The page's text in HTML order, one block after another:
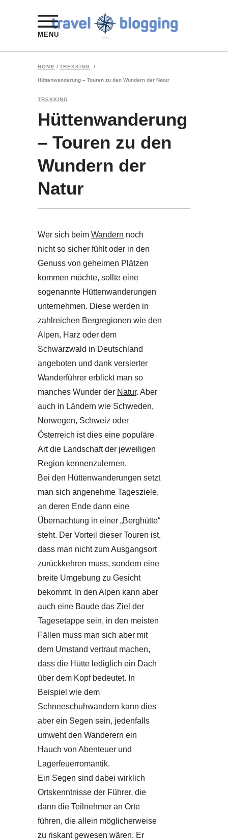
MENU
HOME / TREKKING /
Hüttenwanderung – Touren zu den Wundern der Natur
TREKKING
Hüttenwanderung
– Touren zu den
Wundern der
Natur
Wer sich beim Wandern noch
nicht so sicher fühlt oder in den
Genuss von geheimen Plätzen
kommen möchte, sollte eine
sogenannte Hüttenwanderungen
unternehmen. Diese werden in
zahlreichen Bergregionen wie den
Alpen, Harz oder dem
Schwarzwald in Deutschland
angeboten und dank versierter
Wanderführer erblickt man so
manches Wunder der Natur. Aber
auch in Ländern wie Schweden,
Norwegen, Schweiz oder
Österreich ist dies eine populäre
Art die Landschaft der jeweiligen
Region kennenzulernen.
Bei den Hüttenwanderungen setzt
man sich angenehme Tagesziele,
an deren Ende dann eine
Übernachtung in einer „Berghütte“
steht. Der Vorteil dieser Touren ist,
dass man nicht zum Ausgangsort
zurückkehren muss, sondern eine
breite Umgebung zu Gesicht
bekommt. In den Alpen kann aber
auch eine Baude das Ziel der
Tagesetappe sein, in den meisten
Fällen muss man sich aber mit
dem Umstand vertraut machen,
dass die Hütte lediglich ein Dach
über dem Kopf bedeutet. In
Beispiel wie dem
Schneeschuhwandern kann dies
aber ein Segen sein, jedenfalls
umweht den Wanderern ein
Hauch von Abenteuer und
Lagerfeuerromantik.
Ein Segen sind dabei wirklich
Ortskenntnisse der Führer, die
dann die Teilnehmer an Orte
führen, die allein möglicherweise
zu riskant gewesen wären. Er